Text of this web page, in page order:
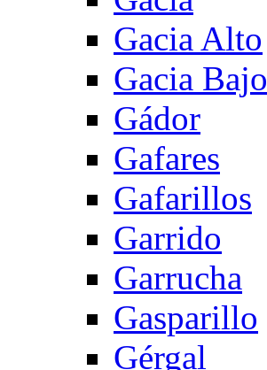
Gacia Alto
Gacia Bajo
Gádor
Gafares
Gafarillos
Garrido
Garrucha
Gasparillo
Gérgal